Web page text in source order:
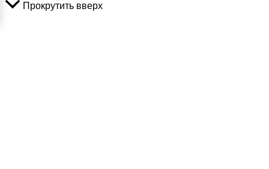
Прокрутить вверх